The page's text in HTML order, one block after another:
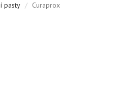
pasty Curaprox